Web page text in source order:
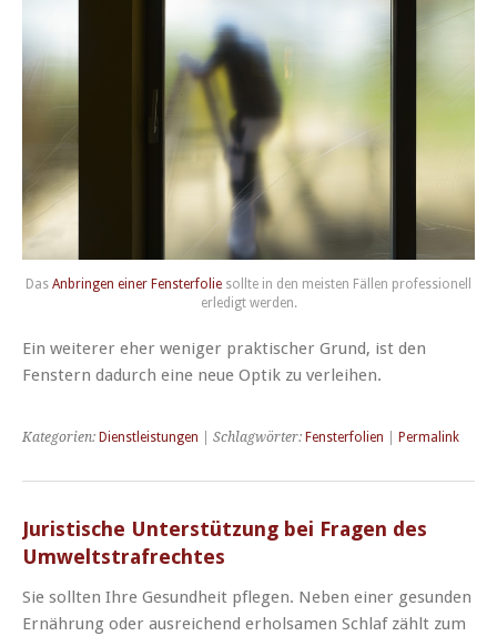
Das Anbringen einer Fensterfolie sollte in den meisten Fällen professionell
erledigt werden.
Ein weiterer eher weniger praktischer Grund, ist den
Fenstern dadurch eine neue Optik zu verleihen.
Kategorien: Dienstleistungen | Schlagwörter: Fensterfolien Permalink
Juristische Unterstützung bei Fragen des
Umweltstrafrechtes
Sie sollten Ihre Gesundheit pflegen. Neben einer gesunden
Ernährung oder ausreichend erholsamen Schlaf zählt zum